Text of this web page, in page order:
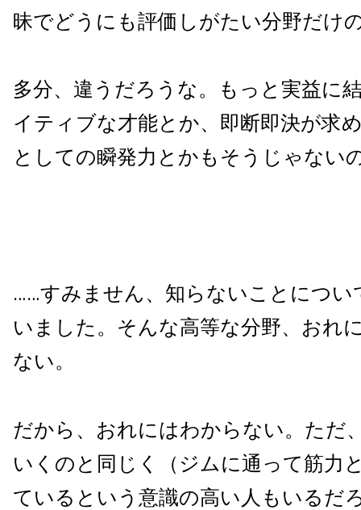
昧でどうにも評価しがたい分野だけ
多分、違うだろうな。もっと実益に
イティブな才能とか、即断即決が求
としての瞬発力とかもそうじゃない
……すみません、知らないことについ
いました。そんな高等な分野、おれ
ない。
だから、おれにはわからない。ただ
いくのと同じく（ジムに通って筋力
ているという意識の高い人もいるだ